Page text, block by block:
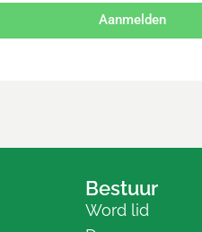
Aanmelden
Bestuur
Word lid